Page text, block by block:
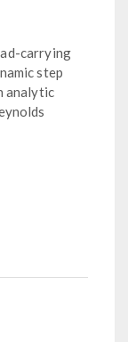
carrying
step
analytic